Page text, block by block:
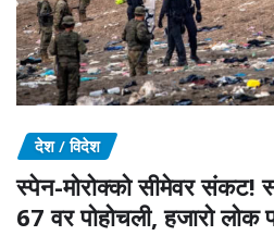
देश / विदेश
स्पेन-मोरोक्को सीमेवर संकट!
67 वर पोहोचली, हजारो लोक